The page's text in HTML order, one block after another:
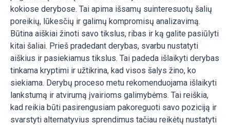
kokiose derybose. Tai apima išsamų suinteresuotų šalių
poreikių, lūkesčių ir galimų kompromisų analizavimą.
Būtina aiškiai žinoti savo tikslus, ribas ir ką galite pasiūlyti
kitai šaliai. Prieš pradedant derybas, svarbu nustatyti
aiškius ir pasiekiamus tikslus. Tai padeda išlaikyti derybas
tinkama kryptimi ir užtikrina, kad visos šalys žino, ko
siekiama. Derybų proceso metu rekomenduojama išlaikyti
lankstumą ir atvirumą įvairioms galimybėms. Tai reiškia,
kad reikia būti pasirengusiam pakoreguoti savo poziciją ir
svarstyti alternatyvius sprendimus tačiau reikėtų nustatyti